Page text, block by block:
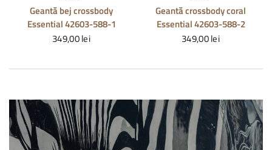
Geantă bej crossbody
Essential 42603-588-1
349,00 lei
Geantă crossbody coral
Essential 42603-588-2
349,00 lei